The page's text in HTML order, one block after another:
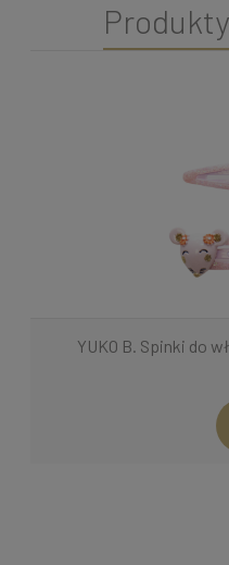
YUKO B. Spinki do